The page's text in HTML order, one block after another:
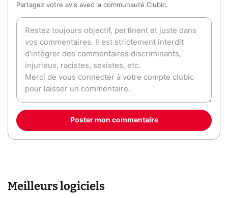
Partagez votre avis avec la communauté Clubic.
Poster mon commentaire
Meilleurs logiciels